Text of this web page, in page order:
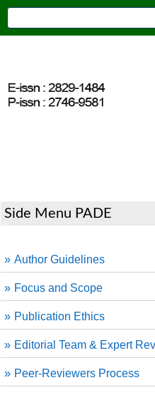
Side Menu PADE
Author Guidelines
Focus and Scope
Publication Ethics
Editorial Team & Expert
Peer-Reviewers Process